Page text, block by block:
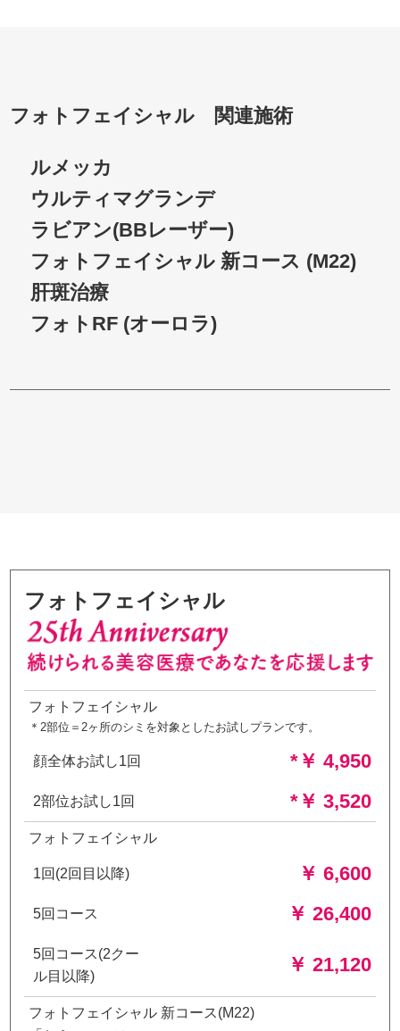
フォトフェイシャル 関連施術
ルメッカ
ウルティマグランデ
ラビアン(BBレーザー)
フォトフェイシャル 新コース (M22)
肝斑治療
フォトRF (オーロラ)
フォトフェイシャル
フォトフェイシャル
＊2部位＝2ヶ所のシミを対象としたお試しプランです。
顔全体お試し1回 *￥ 4,950
2部位お試し1回 *￥ 3,520
フォトフェイシャル
1回(2回目以降) ￥ 6,600
5回コース ￥ 26,400
5回コース(2クー
ル目以降)
￥ 21,120
フォトフェイシャル 新コース(M22)